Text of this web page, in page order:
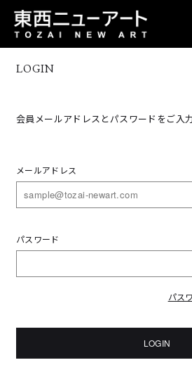
LOGIN
会員メールアドレスとパスワードをご入
メールアドレス
パスワード
パス
LOGIN